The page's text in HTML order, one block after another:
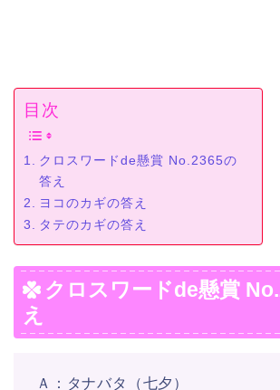
目次
クロスワードde懸賞 No.2365の
答え
ヨコのカギの答え
タテのカギの答え
クロスワードde懸賞
え
Ａ：タナバタ（七夕）